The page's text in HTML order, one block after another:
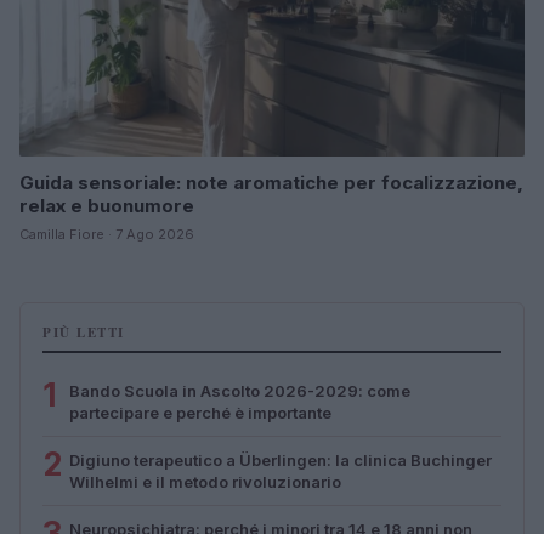
Guida sensoriale: note aromatiche per focalizzazione,
relax e buonumore
Camilla Fiore · 7 Ago 2026
PIÙ LETTI
1
Bando Scuola in Ascolto 2026-2029: come
partecipare e perché è importante
2 Digiuno terapeutico a Überlingen: la clinica Buchinger
Wilhelmi e il metodo rivoluzionario
Neuropsichiatra: perché i minori tra 14 e 18 anni non